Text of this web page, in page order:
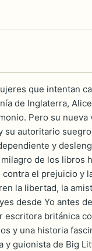
que intentan
de Inglaterra,
Pero su nueva
autoritario
y
de los libros
el prejuicio y
la libertad, la
desde Yo antes
británica
y una historia
y guionista de Big